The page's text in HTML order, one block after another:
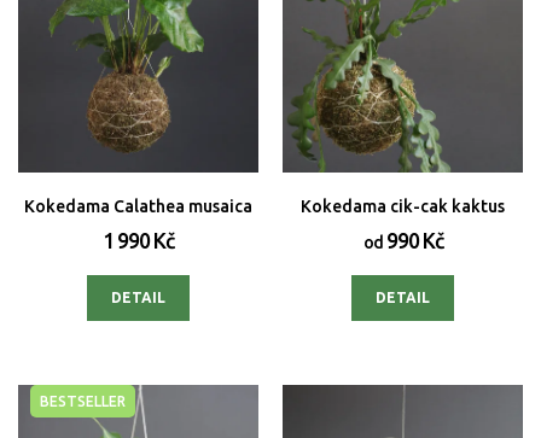
Kokedama Calathea musaica
1 990 Kč
DETAIL
Kokedama cik-cak kaktus
od990 Kč
DETAIL
BESTSELLER